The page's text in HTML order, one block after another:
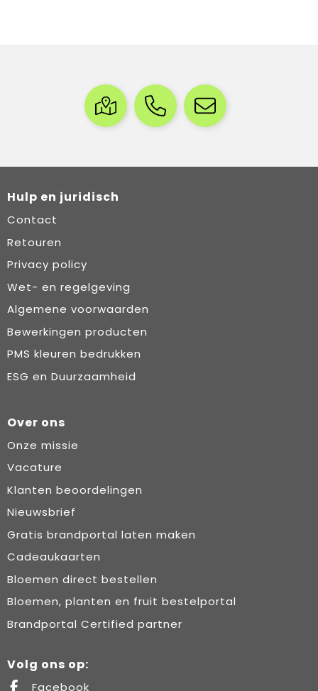
Hulp en juridisch
Contact
Retouren
Privacy policy
Wet- en regelgeving
Algemene voorwaarden
Bewerkingen producten
PMS kleuren bedrukken
ESG en Duurzaamheid
Over ons
Onze missie
Vacature
Klanten beoordelingen
Nieuwsbrief
Gratis brandportal laten maken
Cadeaukaarten
Bloemen direct bestellen
Bloemen, planten en fruit bestelportal
Brandportal Certified partner
Volg ons op:
Facebook